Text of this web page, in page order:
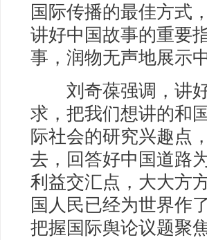
国际传播的最佳方式
讲好中国故事的重要
事，润物无声地展示
刘奇葆强调，讲好
求，把我们想讲的和
际社会的研究兴趣点
去，回答好中国道路
利益交汇点，大大方
国人民已经为世界作
把握国际舆论议题聚